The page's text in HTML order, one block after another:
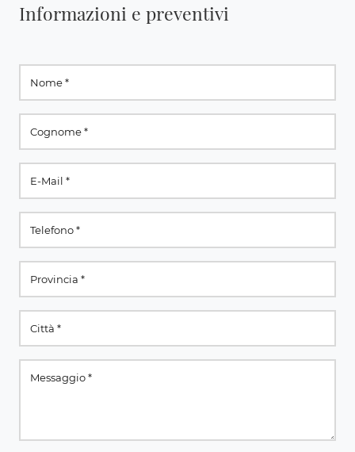
Informazioni e preventivi